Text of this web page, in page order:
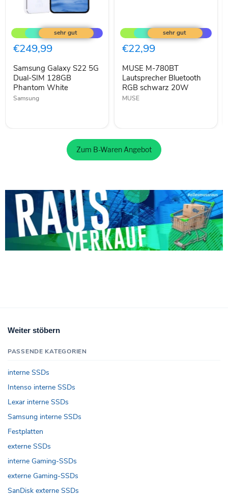
Galaxy
S22
5G
Dual-
128GB
Phantom
White
€249,99
Samsung Galaxy S22 5G
Dual-SIM 128GB
Phantom White
Samsung
M-
780BT
Lautsprecher
Bluetooth
schwarz
20W
€22,99
MUSE M-780BT
Lautsprecher Bluetooth
RGB schwarz 20W
MUSE
Zum B-Waren Angebot
Weiter stöbern
PASSENDE KATEGORIEN
interne SSDs
Intenso interne SSDs
Lexar interne SSDs
Samsung interne SSDs
Festplatten
externe SSDs
interne Gaming-SSDs
externe Gaming-SSDs
SanDisk externe SSDs